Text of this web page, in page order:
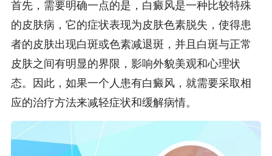
首先，需要明确一点的是，白癜风是一种比较特殊
的皮肤病，它的症状表现为皮肤色素脱失，使得患
者的皮肤出现白斑或色素减退斑，并且白斑与正常
皮肤之间有明显的界限，影响外貌美观和心理状
态。因此，如果一个人患有白癜风，就需要采取相
应的治疗方法来减轻症状和缓解病情。